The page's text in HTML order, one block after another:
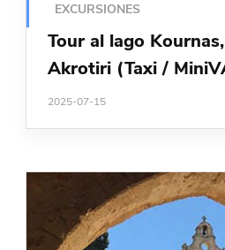
EXCURSIONES
Tour al lago
Akrotiri (Taxi /
2025-07-15